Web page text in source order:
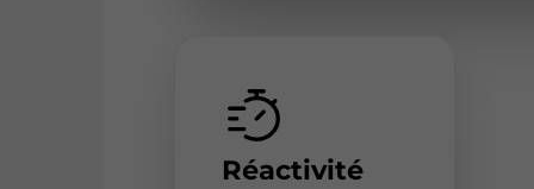
Réactivité